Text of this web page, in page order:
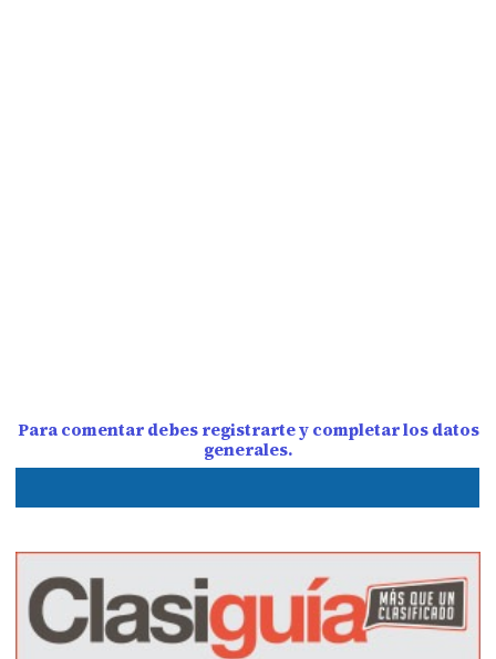
Para comentar debes registrarte y completar los datos
generales.